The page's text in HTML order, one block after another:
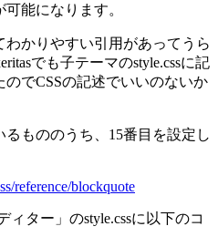
能になります。
かりやすい引用があってうら
でも子テーマのstyle.cssに記
でCSSの記述でいいのないか
もののうち、15番目を設定し
reference/blockquote
ター」のstyle.cssに以下のコ